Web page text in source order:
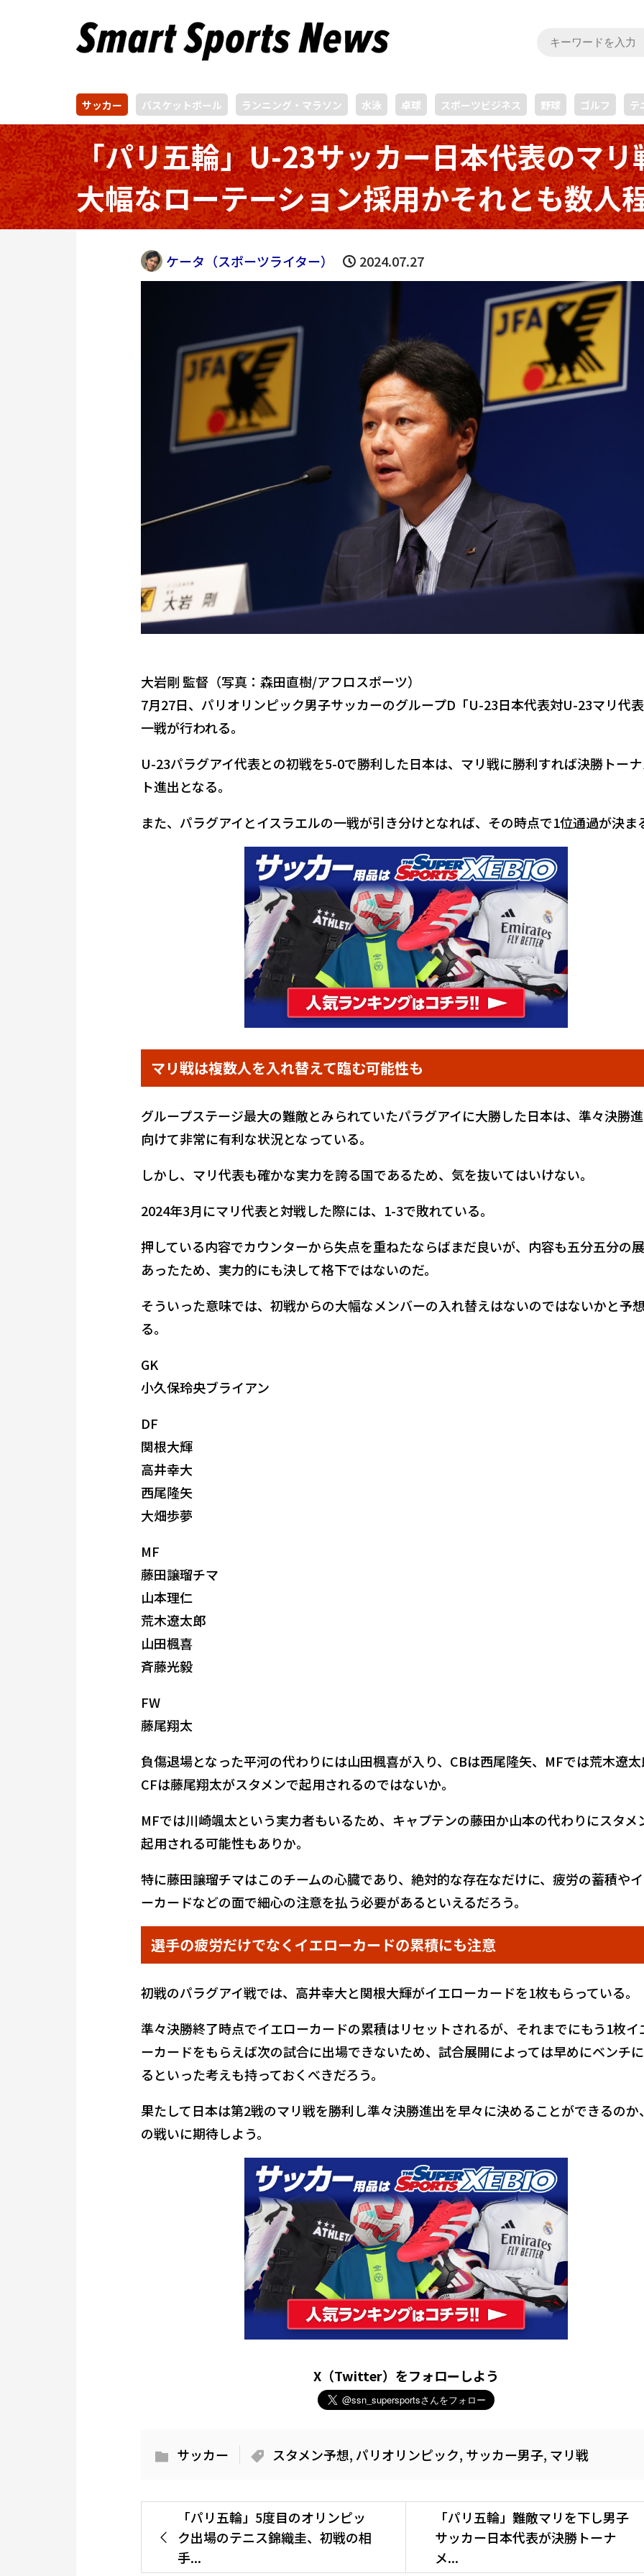
サッカー バスケットボール ランニング・マラソン 水泳 卓球 スポーツビジネス 野球 ゴルフ テ
「パリ五輪」U-23サッカー日本代表のマリ
大幅なローテーション採用かそれとも数人
ケータ（スポーツライター） 2024.07.27
大岩剛 監督（写真：森田直樹/アフロスポーツ）
7月27日、パリオリンピック男子サッカーのグループD「U-23日本代表対U-23マリ代
一戦が行われる。
U-23パラグアイ代表との初戦を5-0で勝利した日本は、マリ戦に勝利すれば決勝トー
ト進出となる。
また、パラグアイとイスラエルの一戦が引き分けとなれば、その時点で1位通過が決ま
マリ戦は複数人を入れ替えて臨む可能性も
グループステージ最大の難敵とみられていたパラグアイに大勝した日本は、準々決勝
向けて非常に有利な状況となっている。
しかし、マリ代表も確かな実力を誇る国であるため、気を抜いてはいけない。
2024年3月にマリ代表と対戦した際には、1-3で敗れている。
押している内容でカウンターから失点を重ねたならばまだ良いが、内容も五分五分の
あったため、実力的にも決して格下ではないのだ。
そういった意味では、初戦からの大幅なメンバーの入れ替えはないのではないかと予
る。
GK
小久保玲央ブライアン
DF
関根大輝
高井幸大
西尾隆矢
大畑歩夢
MF
藤田譲瑠チマ
山本理仁
荒木遼太郎
山田楓喜
斉藤光毅
FW
藤尾翔太
負傷退場となった平河の代わりには山田楓喜が入り、CBは西尾隆矢、MFでは荒木遼
CFは藤尾翔太がスタメンで起用されるのではないか。
MFでは川崎颯太という実力者もいるため、キャプテンの藤田か山本の代わりにスタメ
起用される可能性もありか。
特に藤田譲瑠チマはこのチームの心臓であり、絶対的な存在なだけに、疲労の蓄積や
ーカードなどの面で細心の注意を払う必要があるといえるだろう。
選手の疲労だけでなくイエローカードの累積にも注意
初戦のパラグアイ戦では、高井幸大と関根大輝がイエローカードを1枚もらっている。
準々決勝終了時点でイエローカードの累積はリセットされるが、それまでにもう1枚イ
ーカードをもらえば次の試合に出場できないため、試合展開によっては早めにベンチ
るといった考えも持っておくべきだろう。
果たして日本は第2戦のマリ戦を勝利し準々決勝進出を早々に決めることができるのか
の戦いに期待しよう。
X（Twitter）をフォローしよう
サッカー スタメン予想, パリオリンピック, サッカー男子, マリ戦
「パリ五輪」5度目のオリンピッ
ク出場のテニス錦織圭、初戦の相
手...
「パリ五輪」難敵マリを下し男子
サッカー日本代表が決勝トーナ
メ...